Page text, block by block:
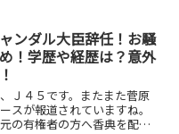
西山美香さんの生い立ちや
をまとめてみたいと思いま
ンダル大臣辞任！お騒
！学歴や経歴は？意外
Ｊ４５です。またまた菅原
スが報道されていますね。
の有権者の方へ香典を配っ